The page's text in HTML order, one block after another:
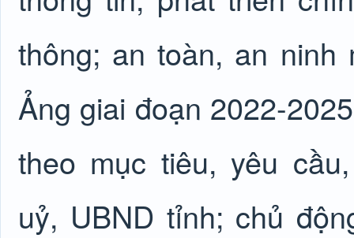
thông; an toàn, an ninh
Ảng giai đoạn 2022-
theo mục tiêu, yêu
uỷ, UBND tỉnh; chủ